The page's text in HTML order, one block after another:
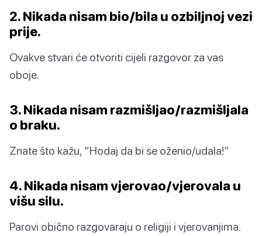
2. Nikada nisam bio/bila u ozbiljnoj vezi
prije.
Ovakve stvari će otvoriti cijeli razgovor za vas
oboje.
3. Nikada nisam razmišljao/razmišljala
o braku.
Znate što kažu, “Hodaj da bi se oženio/udala!”
4. Nikada nisam vjerovao/vjerovala u
višu silu.
Parovi obično razgovaraju o religiji i vjerovanjima.